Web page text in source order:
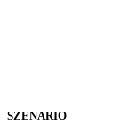
SZENARIO